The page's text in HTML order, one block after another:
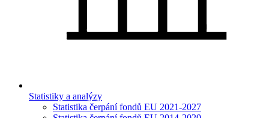
Statistiky a analýzy
Statistika čerpání fondů EU 2021-2027